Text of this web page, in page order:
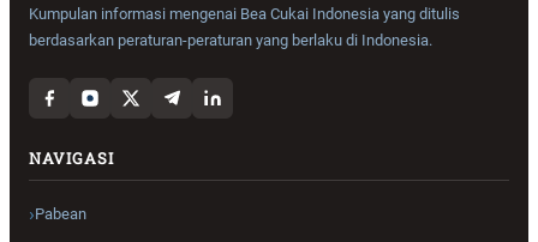
Kumpulan informasi mengenai Bea Cukai Indonesia yang ditulis
berdasarkan peraturan-peraturan yang berlaku di Indonesia.
NAVIGASI
Pabean